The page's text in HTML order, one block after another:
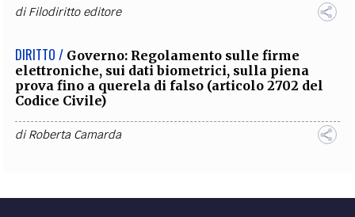
diFilodiritto editore
DIRITTO / Governo: Regolamento sulle firme
elettroniche, sui dati biometrici, sulla piena
prova fino a querela di falso (articolo 2702 del
Codice Civile)
diRoberta Camarda